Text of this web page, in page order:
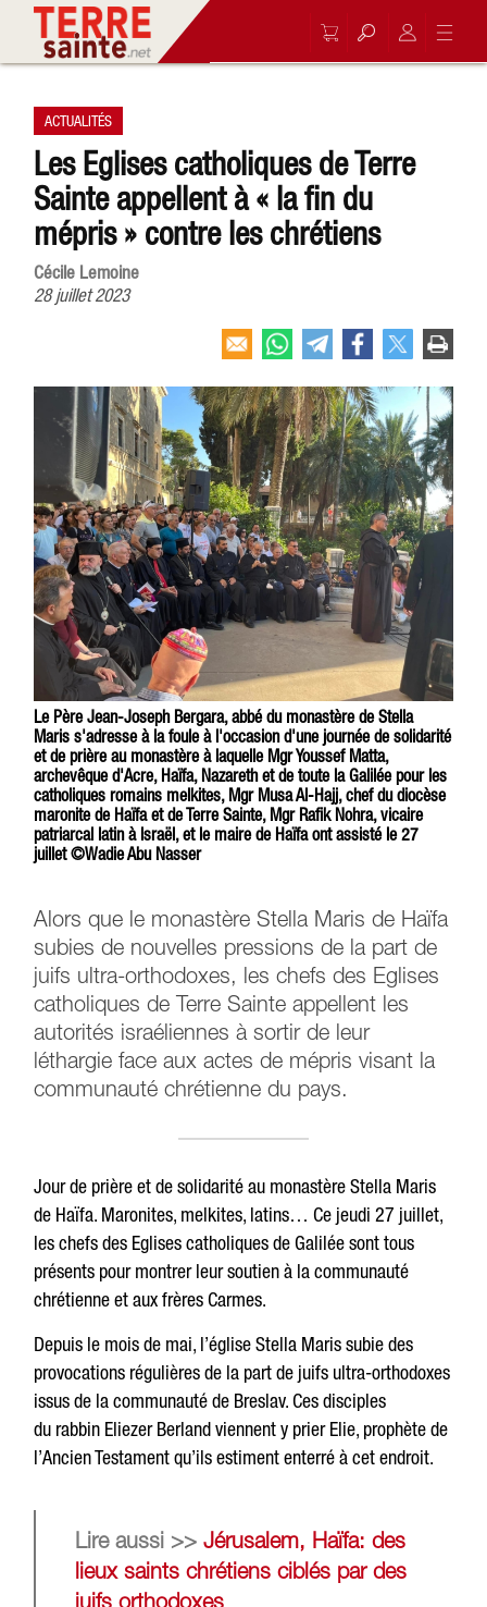
ACTUALITÉS
Les Eglises catholiques de Terre
Sainte appellent à « la fin du
mépris » contre les chrétiens
Cécile Lemoine
28 juillet 2023
Le Père Jean-Joseph Bergara, abbé du monastère de Stella
Maris s'adresse à la foule à l'occasion d'une journée de solidarité
et de prière au monastère à laquelle Mgr Youssef Matta,
archevêque d'Acre, Haïfa, Nazareth et de toute la Galilée pour les
catholiques romains melkites, Mgr Musa Al-Hajj, chef du diocèse
maronite de Haïfa et de Terre Sainte, Mgr Rafik Nohra, vicaire
patriarcal latin à Israël, et le maire de Haïfa ont assisté le 27
juillet ©Wadie Abu Nasser
Alors que le monastère Stella Maris de Haïfa
subies de nouvelles pressions de la part de
juifs ultra-orthodoxes, les chefs des Eglises
catholiques de Terre Sainte appellent les
autorités israéliennes à sortir de leur
léthargie face aux actes de mépris visant la
communauté chrétienne du pays.
Jour de prière et de solidarité au monastère Stella Maris
de Haïfa. Maronites, melkites, latins… Ce jeudi 27 juillet,
les chefs des Eglises catholiques de Galilée sont tous
présents pour montrer leur soutien à la communauté
chrétienne et aux frères Carmes.
Depuis le mois de mai, l’église Stella Maris subie des
provocations régulières de la part de juifs ultra-orthodoxes
issus de la communauté de Breslav. Ces disciples
du rabbin Eliezer Berland viennent y prier Elie, prophète de
l’Ancien Testament qu’ils estiment enterré à cet endroit.
Lire aussi >>Jérusalem, Haïfa: des
lieux saints chrétiens ciblés par des